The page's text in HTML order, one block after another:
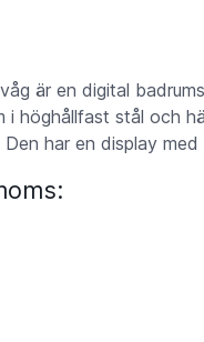
är en digital
i höghållfast stål och
har en display